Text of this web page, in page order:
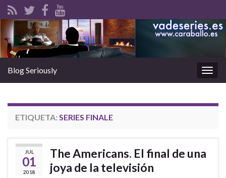
la
Blog Seriously
ETIQUETA: SERIES FINALE
JUL
01
2018
The Americans. El final de una
joya de la televisión